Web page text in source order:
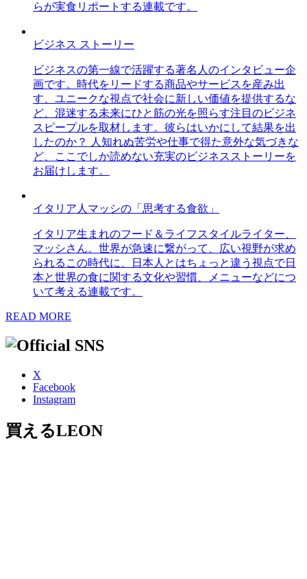
らが実食リポートする連載です。
ビジネス ストーリー
ビジネスの第一線で活躍する著名人のインタビュー企
画です。時代をリードする商品やサービスを産み出
す、ユニークな視点で社会に新しい価値を提供するな
ど、混迷する未来にひと筋の光を照らす注目のビジネ
スピープルを取材します。彼らはいかにして結果を出
したのか？ 人知れぬ苦労や仕事で得た意外な気づきな
ど、ここでしか読めない充実のビジネスストーリーを
お届けします。
イタリア人マッシの「思考する食欲」
イタリア生まれのフード＆ライフスタイルライター、
マッシさん。世界が急速に繋がって、広い視野が求め
られるこの時代に、日本人とはちょっと違う視点で日
本と世界の食に関する文化や習慣、メニューなどにつ
いて考える連載です。
READ MORE
X
Facebook
Instagram
買えるLEON